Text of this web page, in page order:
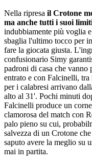
Nella ripresa il Crotone
ma anche tutti i suoi
indubbiamente più voglia
sbaglia l'ultimo tocco per
fare la giocata giusta.
confusionario Simy
padroni di casa che
entrato e con Falcinelli,
per i calabresi arrivano
alto al 31'. Pochi minuti
Falcinelli produce un
clamorosa del match con
palo pieno su cui,
salvezza di un Crotone
saputo avere la meglio su
mai in partita.